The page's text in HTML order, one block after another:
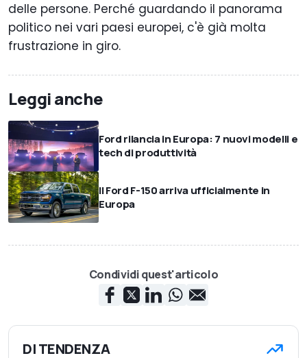
delle persone. Perché guardando il panorama
politico nei vari paesi europei, c'è già molta
frustrazione in giro.
Leggi anche
Ford rilancia in Europa: 7 nuovi modelli e
tech di produttività
Il Ford F-150 arriva ufficialmente in
Europa
Condividi quest'articolo
DI TENDENZA